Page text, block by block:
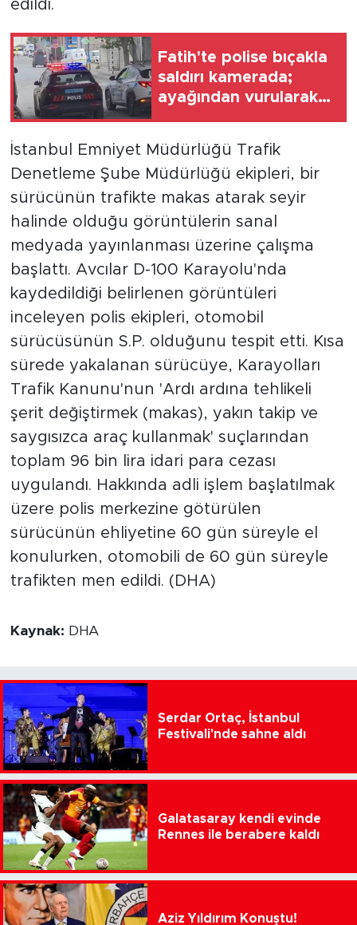
edildi.
Fatih'te polise bıçakla
saldırı kamerada;
ayağından vurularak
İstanbul Emniyet Müdürlüğü Trafik
Denetleme Şube Müdürlüğü ekipleri, bir
sürücünün trafikte makas atarak seyir
halinde olduğu görüntülerin sanal
medyada yayınlanması üzerine çalışma
başlattı. Avcılar D-100 Karayolu'nda
kaydedildiği belirlenen görüntüleri
inceleyen polis ekipleri, otomobil
sürücüsünün S.P. olduğunu tespit etti. Kısa
sürede yakalanan sürücüye, Karayolları
Trafik Kanunu'nun 'Ardı ardına tehlikeli
şerit değiştirmek (makas), yakın takip ve
saygısızca araç kullanmak' suçlarından
toplam 96 bin lira idari para cezası
uygulandı. Hakkında adli işlem başlatılmak
üzere polis merkezine götürülen
sürücünün ehliyetine 60 gün süreyle el
konulurken, otomobili de 60 gün süreyle
trafikten men edildi. (DHA)
Kaynak: DHA
Serdar Ortaç, İstanbul
Festivali'nde sahne aldı
Galatasaray kendi evinde
Rennes ile berabere kaldı
Aziz Yıldırım Konuştu!